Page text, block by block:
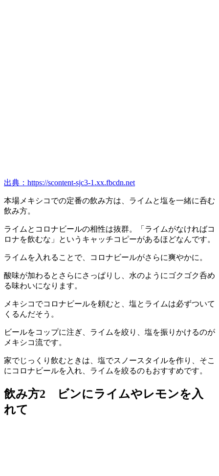
出典：https://scontent-sjc3-1.xx.fbcdn.net
本場メキシコでの定番の飲み方は、ライムと塩を一緒に呑む
飲み方。
ライムとコロナビールの相性は抜群。「ライムがなければコ
ロナを飲むな」というキャッチコピーがあるほどなんです。
ライムを入れることで、コロナビールがさらに爽やかに。
酸味が加わるとさらにさっぱりし、水のようにゴクゴク呑め
る味わいになります。
メキシコでコロナビールを頼むと、塩とライムは必ずついて
くるんだそう。
ビールをコップに注ぎ、ライムを絞り、塩を振りかけるのが
メキシコ流です。
家でじっくり飲むときは、塩でスノースタイルを作り、そこ
にコロナビールを入れ、ライムを絞るのもおすすめです。
飲み方2 ビンにライムやレモンを入
れて